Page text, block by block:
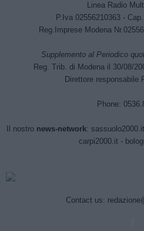
Linea Radio
P.Iva 02556210363 -
Reg.Imprese Modena
Supplemento al Periodico
Reg. Trib. di Modena il 30/08/
Direttore responsabile
Phone:
Il nostro news-network: sassuolo2000.it
carpi2000.it-
Contact us: